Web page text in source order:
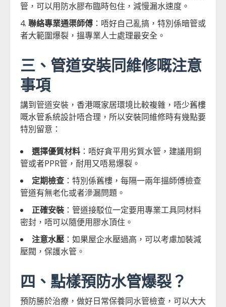
管，可以用防水膠布臨時包住，減慢漏水速度。
聯絡專業通渠師傅 ：唔好自己亂搞，特別係暗管或
者大範圍爆裂，搵專業人士處理最安全。
三、管道安裝同維修嘅注意
事項
講到管道安裝 ，香港嘅家居環境比較複雜，唔少舊樓
嘅水管系統設計唔合理，所以安裝同維修時有幾點要
特別留意：
選擇優質材料 ：唔好貪平用劣質水管，建議用銅
管或者PPR管，耐用又唔易爆裂。
定期檢查 ：特別係舊樓，每隔一兩年搵師傅檢查
管道有無老化或者滲漏問題。
正確安裝 ：管道接駁位一定要用專業工具同材料
密封，唔可以隨便用膠水頂住。
注意水壓 ：如果屋企水壓過高，可以考慮加裝減
壓閥，保護水管。
四、點樣預防水管爆裂？
預防勝於治療，做好日常保養同水管檢查，可以大大